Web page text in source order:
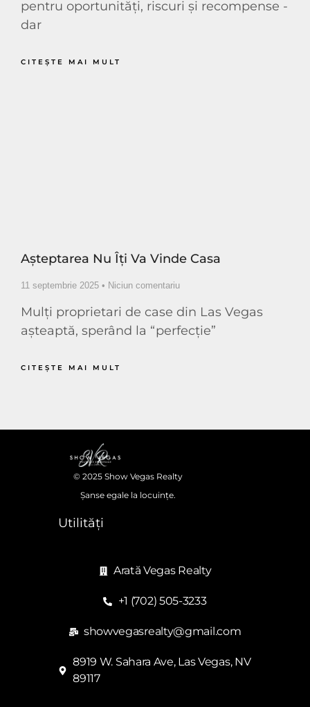
pentru oportunități, riscuri și recompense -
dar
CITEŞTE MAI MULT
Așteptarea Nu Îți Va Vinde Casa
11 septembrie 2025 Niciun comentariu
Mulți proprietari de case din Las Vegas
așteaptă, sperând la “perfecție”
CITEŞTE MAI MULT
© 2025 Show Vegas Realty
Șanse egale la locuințe.
Utilități
Arată Vegas Realty
+1 (702) 505-3233
showvegasrealty@gmail.com
8919 W. Sahara Ave, Las Vegas, NV
89117